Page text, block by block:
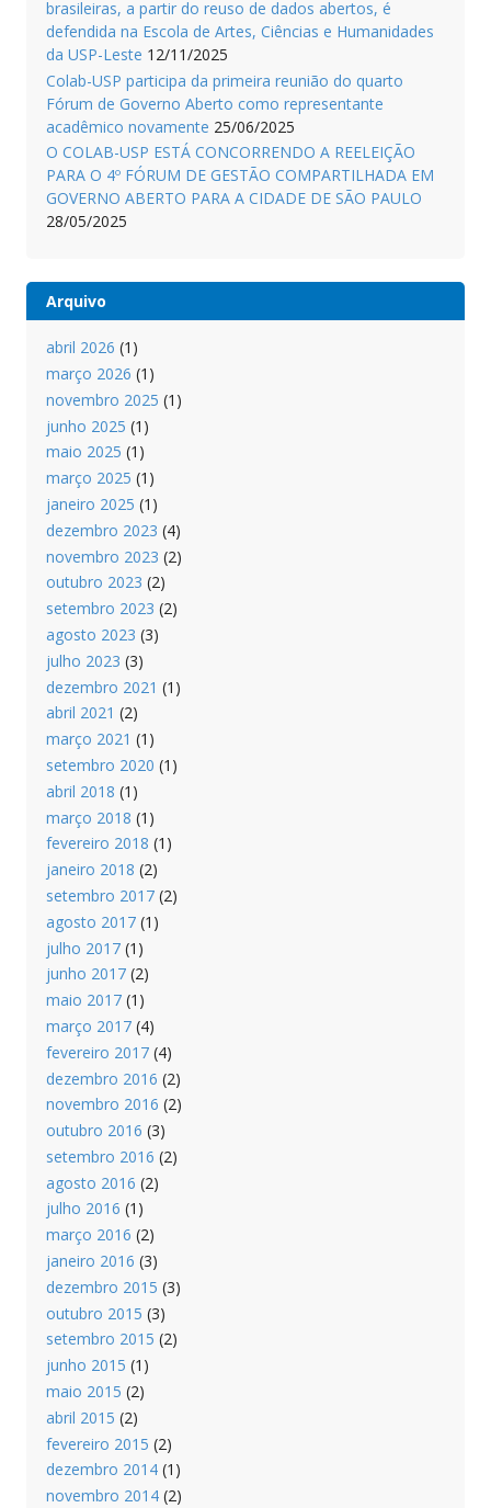
brasileiras, a partir do reuso de dados abertos, é
defendida na Escola de Artes, Ciências e Humanidades
da USP-Leste 12/11/2025
Colab-USP participa da primeira reunião do quarto
Fórum de Governo Aberto como representante
acadêmico novamente 25/06/2025
O COLAB-USP ESTÁ CONCORRENDO A REELEIÇÃO
PARA O 4º FÓRUM DE GESTÃO COMPARTILHADA EM
GOVERNO ABERTO PARA A CIDADE DE SÃO PAULO
28/05/2025
Arquivo
abril 2026 (1)
março 2026 (1)
novembro 2025 (1)
junho 2025 (1)
maio 2025 (1)
março 2025 (1)
janeiro 2025 (1)
dezembro 2023 (4)
novembro 2023 (2)
outubro 2023 (2)
setembro 2023 (2)
agosto 2023 (3)
julho 2023 (3)
dezembro 2021 (1)
abril 2021 (2)
março 2021 (1)
setembro 2020 (1)
abril 2018 (1)
março 2018 (1)
fevereiro 2018 (1)
janeiro 2018 (2)
setembro 2017(2)
agosto 2017(1)
julho 2017(1)
junho 2017(2)
maio 2017(1)
março 2017(4)
fevereiro 2017(4)
dezembro 2016 (2)
novembro 2016 (2)
outubro 2016 (3)
setembro 2016 (2)
agosto 2016 (2)
julho 2016 (1)
março 2016 (2)
janeiro 2016 (3)
dezembro 2015 (3)
outubro 2015 (3)
setembro 2015 (2)
junho 2015 (1)
maio 2015 (2)
abril 2015 (2)
fevereiro 2015 (2)
dezembro 2014(1)
novembro 2014(2)